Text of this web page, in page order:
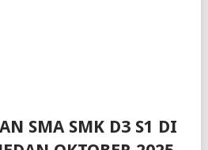
SMA SMK D3 S1 DI